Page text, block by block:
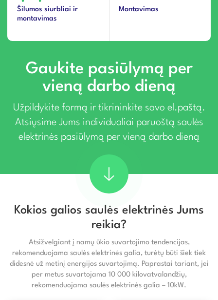
Šilumos siurbliai ir
montavimas
Montavimas
Gaukite pasiūlymą per
vieną darbo dieną
Užpildykite formą ir tikrininkite savo el.paštą.
Atsiųsime Jums individualiai paruoštą saulės
elektrinės pasiūlymą per vieną darbo dieną
Kokios galios saulės elektrinės Jums
reikia?
Atsižvelgiant į namų ūkio suvartojimo tendencijas,
rekomenduojama saulės elektrinės galia, turėtų būti šiek tiek
didesnė už metinį energijos suvartojimą. Paprastai tariant, jei
per metus suvartojama 10 000 kilovatvalandžių,
rekomenduojama saulės elektrinės galia – 10kW.